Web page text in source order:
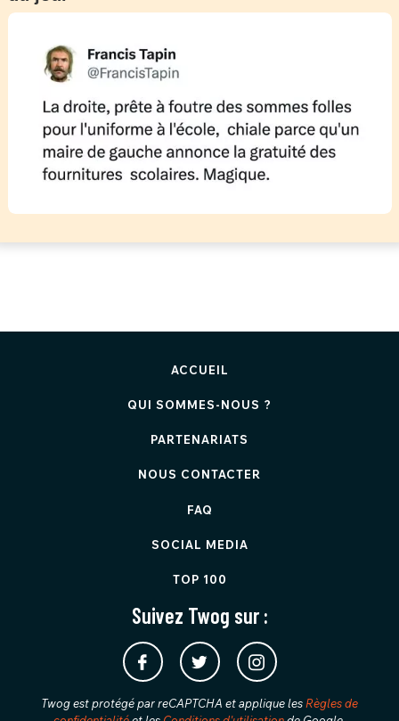
ACCUEIL
QUI SOMMES-NOUS ?
PARTENARIATS
NOUS CONTACTER
FAQ
SOCIAL MEDIA
TOP 100
Suivez Twog sur :
Twog est protégé par reCAPTCHA et applique les Règles de